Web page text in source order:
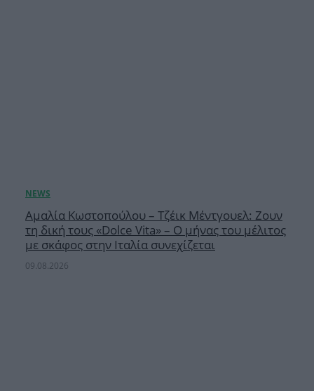
Αμαλία Κωστοπούλου – Τζέικ Μέντγουελ: Ζουν
τη δική τους «Dolce Vita» – Ο μήνας του μέλιτος
με σκάφος στην Ιταλία συνεχίζεται
09.08.2026